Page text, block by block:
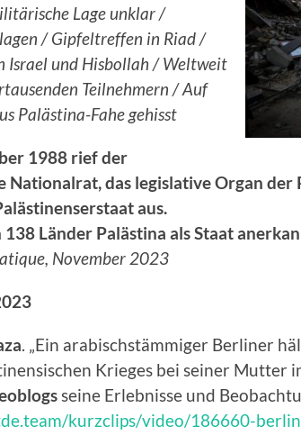
Lage unklar /
/ Gipfeltreffen in Riad /
Israel und Hisbollah / Weltweit
Teilnehmern / Auf
Palästina-Fahe gehisst
1988 rief der
Nationalrat, das legislative Organ der
aus.
138 Länder Palästina als Staat
November 2023
. „Ein arabischstämmiger Berliner
Krieges bei seiner Mutter
seine Erlebnisse und
kurzclips/video/186660-